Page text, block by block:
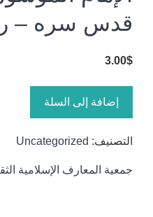
قدس سره –
3.00$
إضافة إلى السلة
التصنيف: Uncategorized
جمعية المعارف الإسلامية